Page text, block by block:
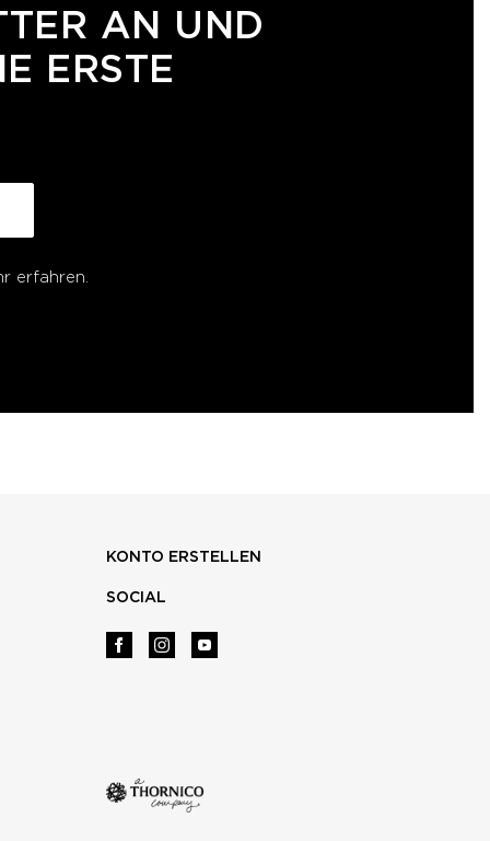
AN UND
ERSTE
erfahren.
KONTO ERSTELLEN
SOCIAL